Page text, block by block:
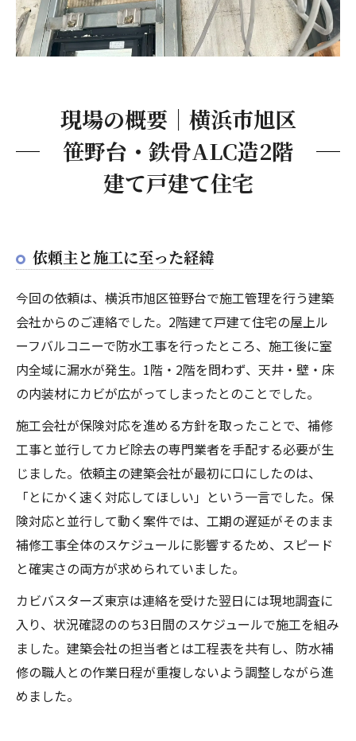
現場の概要｜横浜市旭区
笹野台・鉄骨ALC造2階
建て戸建て住宅
依頼主と施工に至った経緯
今回の依頼は、横浜市旭区笹野台で施工管理を行う建築
会社からのご連絡でした。2階建て戸建て住宅の屋上ル
ーフバルコニーで防水工事を行ったところ、施工後に室
内全域に漏水が発生。1階・2階を問わず、天井・壁・床
の内装材にカビが広がってしまったとのことでした。
施工会社が保険対応を進める方針を取ったことで、補修
工事と並行してカビ除去の専門業者を手配する必要が生
じました。依頼主の建築会社が最初に口にしたのは、
「とにかく速く対応してほしい」という一言でした。保
険対応と並行して動く案件では、工期の遅延がそのまま
補修工事全体のスケジュールに影響するため、スピード
と確実さの両方が求められていました。
カビバスターズ東京は連絡を受けた翌日には現地調査に
入り、状況確認ののち3日間のスケジュールで施工を組み
ました。建築会社の担当者とは工程表を共有し、防水補
修の職人との作業日程が重複しないよう調整しながら進
めました。